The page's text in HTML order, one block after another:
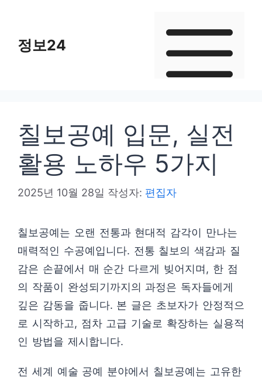
정보24
칠보공예 입문, 실전
활용 노하우 5가지
2025년 10월 28일 작성자: 편집자
칠보공예는 오랜 전통과 현대적 감각이 만나는
매력적인 수공예입니다. 전통 칠보의 색감과 질
감은 손끝에서 매 순간 다르게 빚어지며, 한 점
의 작품이 완성되기까지의 과정은 독자들에게
깊은 감동을 줍니다. 본 글은 초보자가 안정적으
로 시작하고, 점차 고급 기술로 확장하는 실용적
인 방법을 제시합니다.
전 세계 예술 공예 분야에서 칠보공예는 고유한